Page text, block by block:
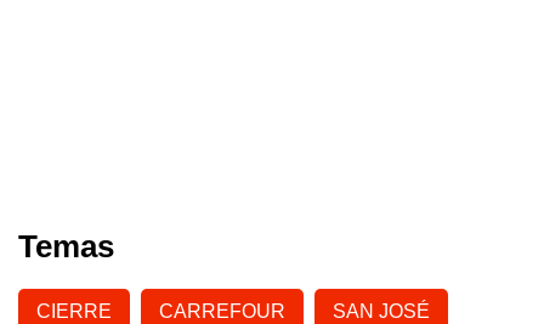
Temas
CIERRE CARREFOUR SAN JOSÉ